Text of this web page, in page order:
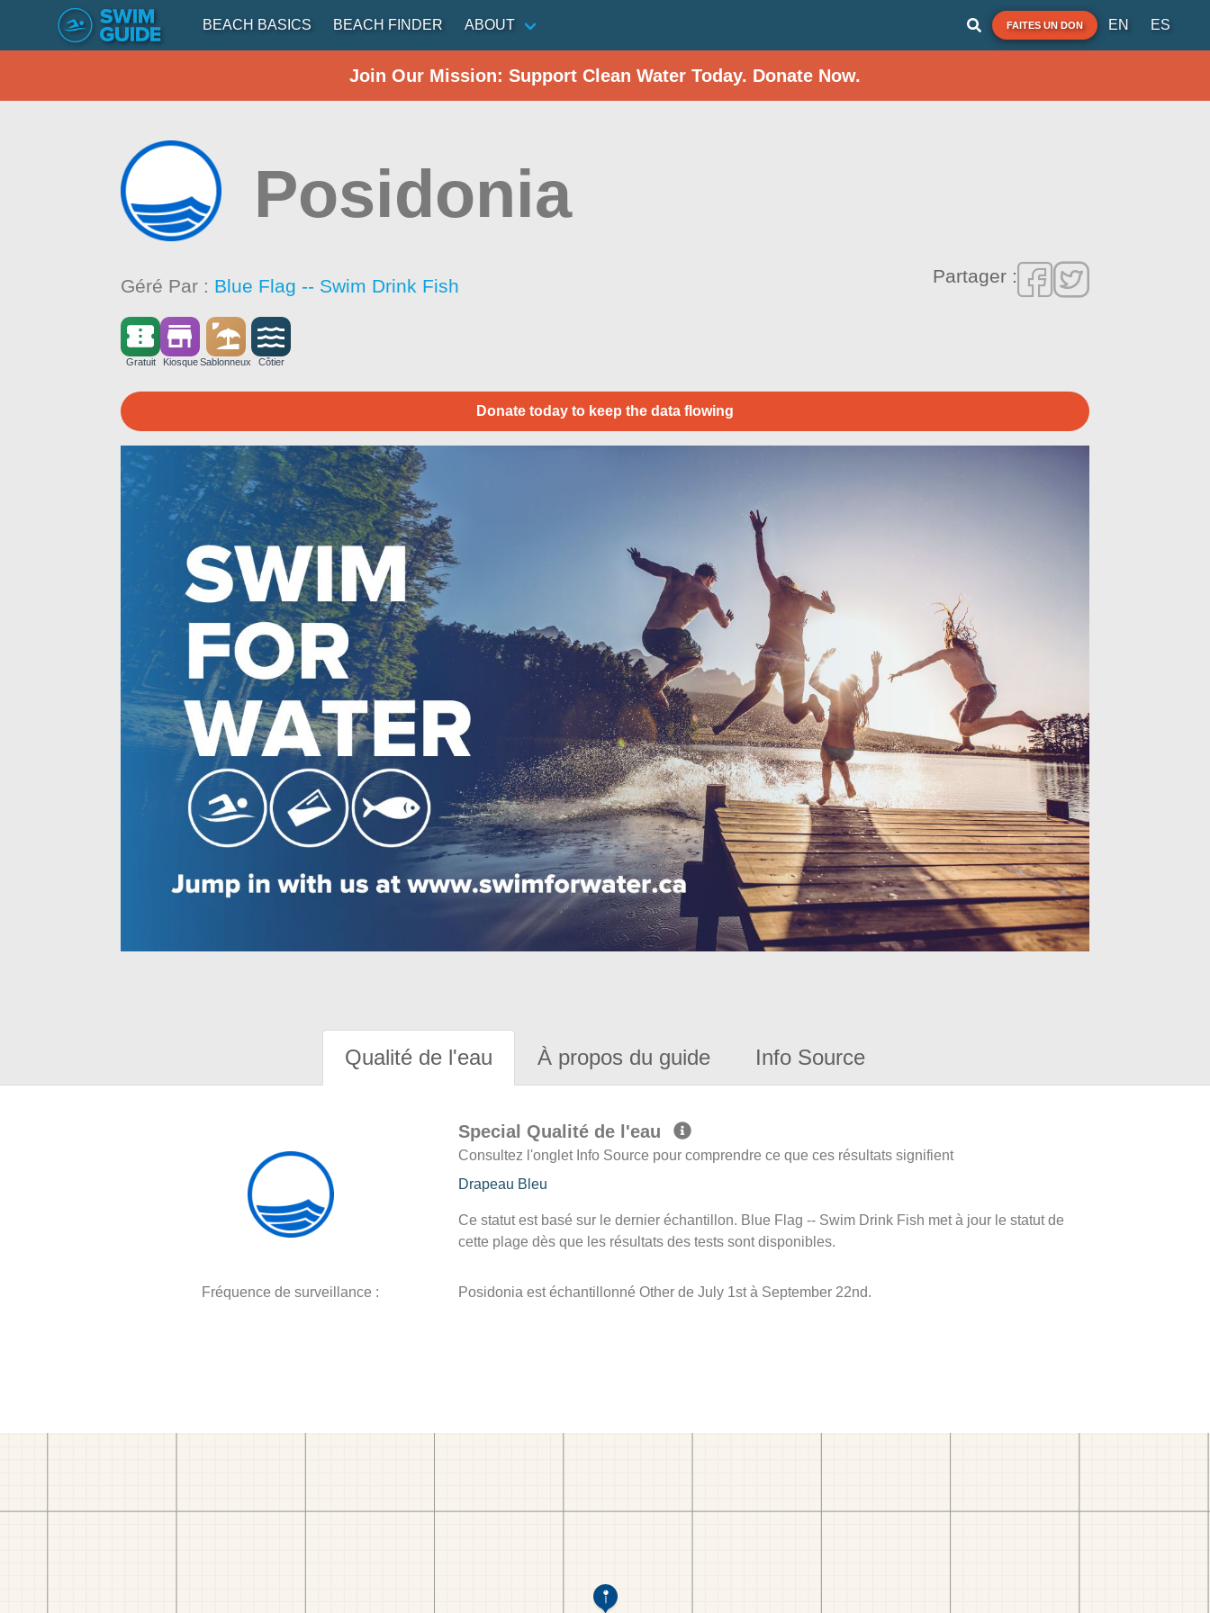
BEACH BASICS BEACH FINDER ABOUT FAITES UN DON EN ES
Join Our Mission: Support Clean Water Today. Donate Now.
Posidonia
Géré Par : Blue Flag -- Swim Drink Fish Partager :
Gratuit Kiosque Sablonneux Côtier
Donate today to keep the data flowing
Qualité de l'eau À propos du guide Info Source
Special Qualité de l'eau
Consultez l'onglet Info Source pour comprendre ce que ces résultats signifient
Drapeau Bleu
Ce statut est basé sur le dernier échantillon. Blue Flag -- Swim Drink Fish met à jour le statut de
cette plage dès que les résultats des tests sont disponibles.
Fréquence de surveillance : Posidonia est échantillonné Other de July 1st à September 22nd.